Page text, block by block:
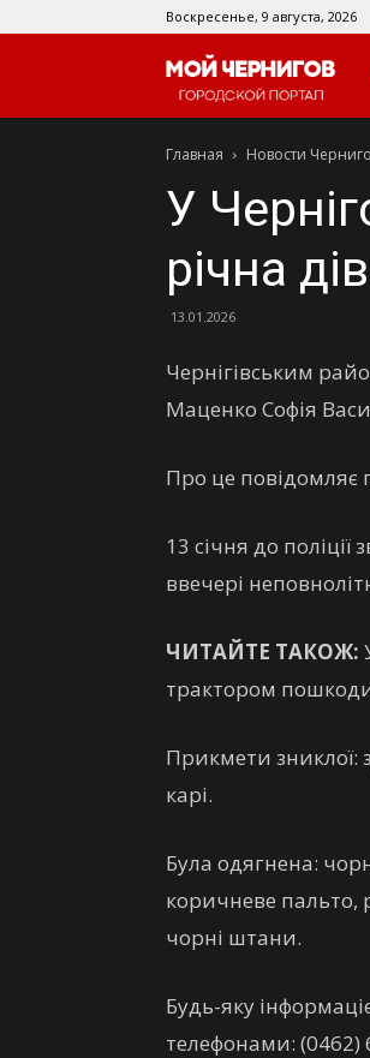
Воскресенье, 9 августа, 2026
Главная Новости
У
річна
13.01.2026
Чернігівським
Маценко Софія
Про це повідомляє
13 січня до
ввечері
ЧИТАЙТЕ ТАКОЖ:
трактором
Прикмети зниклої:
карі.
Була одягнена:
коричневе пальто,
чорні штани.
Будь-яку
телефонами: (0462)